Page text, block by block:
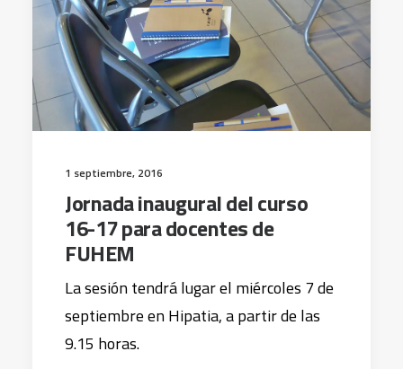
1 septiembre, 2016
Jornada inaugural del curso
16-17 para docentes de
FUHEM
La sesión tendrá lugar el miércoles 7 de
septiembre en Hipatia, a partir de las
9.15 horas.